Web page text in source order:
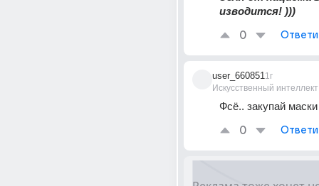
изводится! )))
0
user_660851
Искусственный интеллект
1г
Фсё.. закупай
0